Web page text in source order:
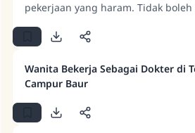
pekerjaan yang haram. Tidak
diharamkan, seperti memeras
Syaratnya adalah tetap berpegang
syariat terkait salam, takziyah,
bercampur antara laki-laki dan
terlarang, karena banyaknya
Wanita Bekerja Sebagai Dokter di
Campur Baur